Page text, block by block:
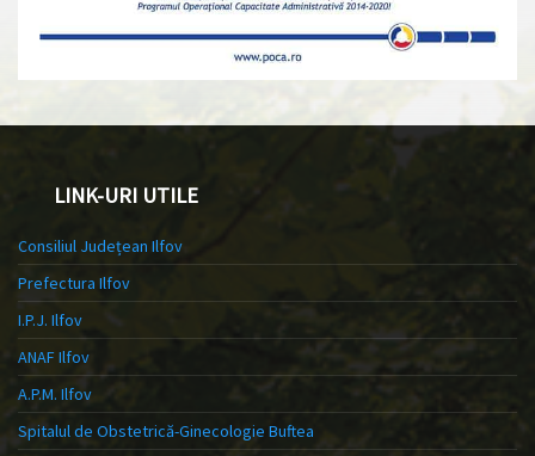
LINK-URI UTILE
Consiliul Județean Ilfov
Prefectura Ilfov
I.P.J. Ilfov
ANAF Ilfov
A.P.M. Ilfov
Spitalul de Obstetrică-Ginecologie Buftea